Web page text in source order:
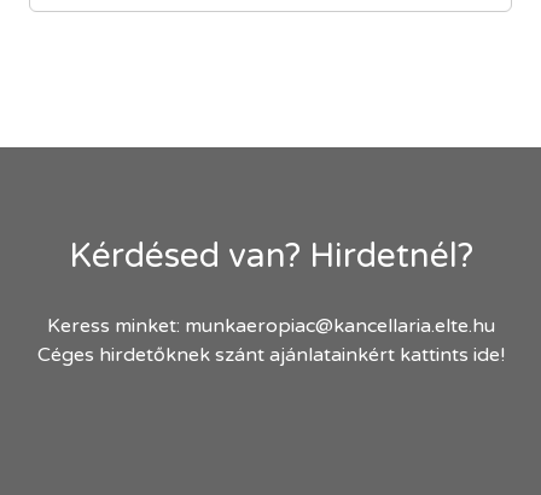
Kérdésed van? Hirdetnél?
Keress minket: munkaeropiac@kancellaria.elte.hu
Céges hirdetőknek szánt ajánlatainkért kattints ide!